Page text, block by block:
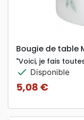
Bougie de table
"Voici, je fais
check Disponible
Prix
5,08 €